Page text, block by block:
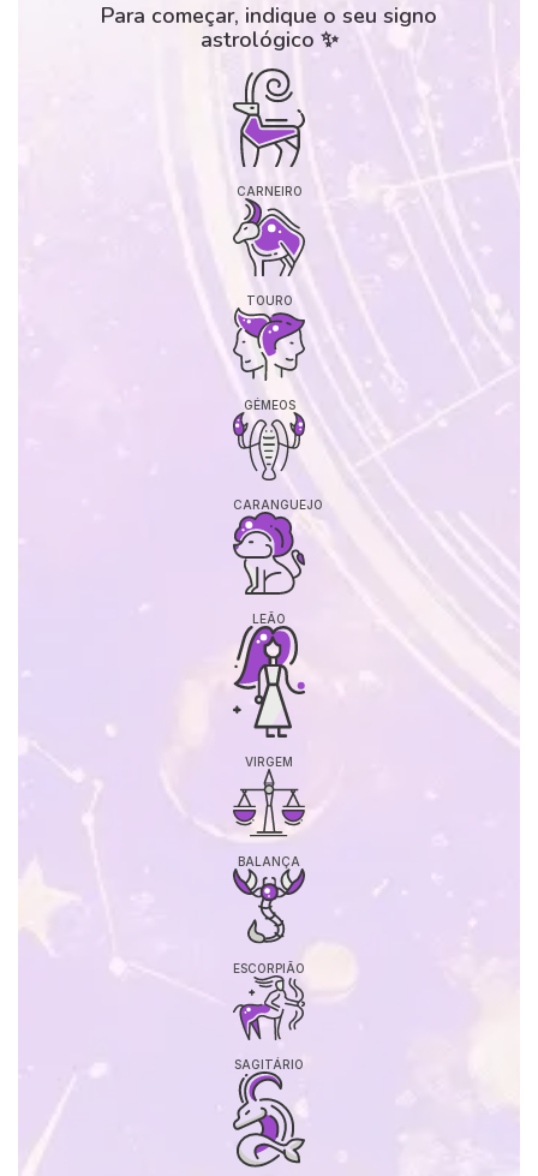
Para começar, indique o seu signo
astrológico ✨
CARNEIRO
TOURO
GÉMEOS
CARANGUEJO
LEÃO
VIRGEM
BALANÇA
ESCORPIÃO
SAGITÁRIO